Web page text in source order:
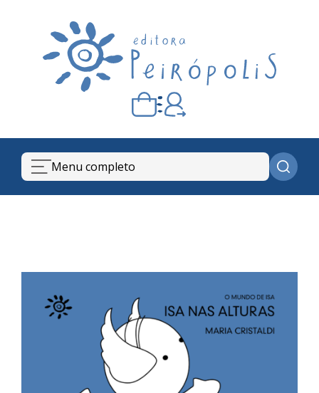
Carrinho vazio
Quando escolher seus livros, eles aparecem aqui.
Menu completo